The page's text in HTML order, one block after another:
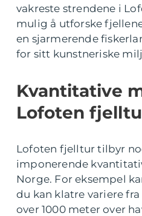
vakreste strendene i
mulig å utforske
en sjarmerende
for sitt kunstneriske
Kvantitative
Lofoten
Lofoten fjelltur tilbyr
imponerende
Norge. For eksempel
du kan klatre variere
over 1000 meter over